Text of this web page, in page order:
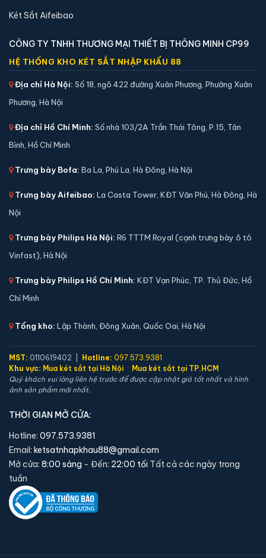
📐 Kích thước:
🔒 Khoá:Khóa vân tay
🛡️ Bảo hành:24 tháng
Xem chi tiết →
⚖️ Trọng lượng:
36 kg
🛡️ Bảo hành:24 tháng
16,000,000 đ
Xem chi tiết →
Két Sắt Aifeibao
CÔNG TY TNHH THƯƠNG MẠI THIẾT BỊ THÔNG MINH CP99
HỆ THỐNG KHO KÉT SẮT NHẬP KHẨU 88
Địa chỉ Hà Nội: Số 18, ngõ 422 đường Xuân Phương, Phường Xuân
Phương, Hà Nội
Địa chỉ Hồ Chí Minh: Số nhà 103/2A Trần Thái Tông, P.15, Tân
Bình, Hồ Chí Minh
Trưng bày Bofa: Ba La, Phú La, Hà Đông, Hà Nội
Trưng bày Aifeibao: La Casta Tower, KĐT Văn Phú, Hà Đông, Hà
Nội
Trưng bày Philips Hà Nội: R6 TTTM Royal (cạnh trưng bày ô tô
Vinfast), Hà Nội
Trưng bày Philips Hồ Chí Minh: KĐT Vạn Phúc, TP. Thủ Đức, Hồ
Chí Minh
Tổng kho: Lập Thành, Đông Xuân, Quốc Oai, Hà Nội
MST: 0110619402 | Hotline: 097.573.9381
Khu vực: Mua két sắt tại Hà Nội · Mua két sắt tại TP.HCM
Quý khách vui lòng liên hệ trước để được cập nhật giá tốt nhất và hình
ảnh sản phẩm mới nhất.
THỜI GIAN MỞ CỬA:
Hotline: 097.573.9381
Email: ketsatnhapkhau88@gmail.com
Mở cửa: 8:00 sáng - Đến: 22:00 tối Tất cả các ngày trong
tuần